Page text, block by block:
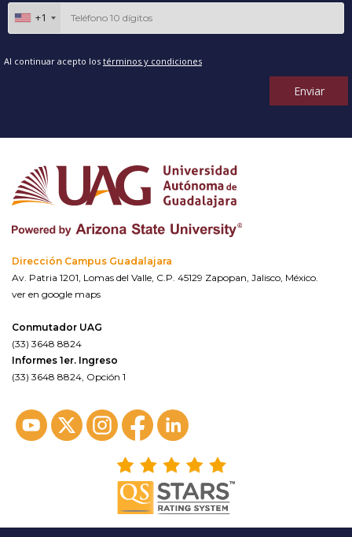
+1
Al continuar acepto los términos y condiciones
Enviar
Dirección Campus Guadalajara
Av. Patria 1201, Lomas del Valle, C.P. 45129 Zapopan, Jalisco, México.
ver en google maps
Conmutador UAG
(33) 3648 8824
Informes 1er. Ingreso
(33) 3648 8824, Opción 1